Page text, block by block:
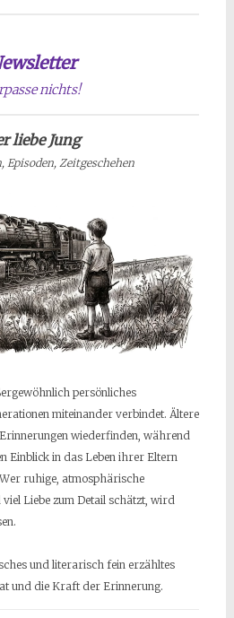
nichts!
liebe Jung
Episoden, Zeitgeschehen
persönliches
miteinander verbindet. Ältere
wiederfinden, während
Einblick in das Leben ihrer Eltern
ruhige, atmosphärische
Liebe zum Detail schätzt, wird
und literarisch fein erzähltes
und die Kraft der Erinnerung.